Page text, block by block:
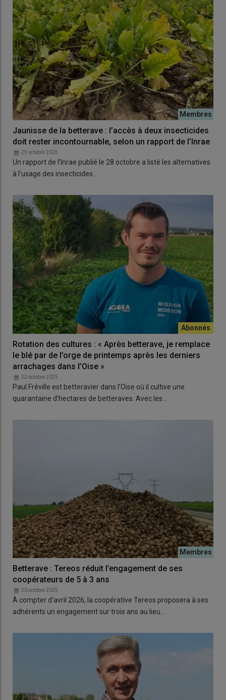
Jaunisse de la betterave : l’accès à deux insecticides
doit rester incontournable, selon un rapport de l’Inrae
29 octobre 2025
Un rapport de l’Inrae publié le 28 octobre a listé les alternatives
à l’usage des insecticides…
Rotation des cultures : « Après betterave, je remplace
le blé par de l’orge de printemps après les derniers
arrachages dans l’Oise »
22 octobre 2025
Paul Fréville est betteravier dans l’Oise où il cultive une
quarantaine d’hectares de betteraves. Avec les…
Betterave : Tereos réduit l’engagement de ses
coopérateurs de 5 à 3 ans
20 octobre 2025
À compter d’avril 2026, la coopérative Tereos proposera à ses
adhérents un engagement sur trois ans au lieu…